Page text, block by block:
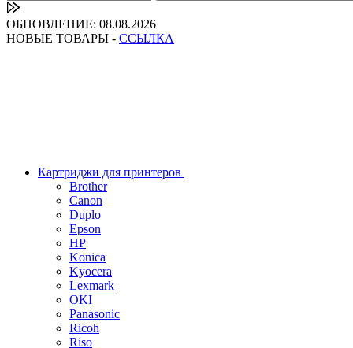
ОБНОВЛЕНИЕ: 08.08.2026
НОВЫЕ ТОВАРЫ - ССЫЛКА
Картриджи для принтеров
Brother
Canon
Duplo
Epson
HP
Konica
Kyocera
Lexmark
OKI
Panasonic
Ricoh
Riso